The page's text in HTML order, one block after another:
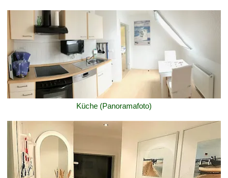
Küche (Panoramafoto)